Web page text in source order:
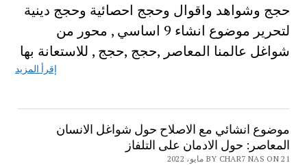
حجج وشواهد واقوال وحجج احصائية وحجج دينية
لتحرير موضوع انشاء 9 اساسي , محور من
شواغل عالمنا المعاصر ,حجج ,حجج , للاستعانة بها
إقرأ المزيد
موضوع انشائي مع الاصلاح حول شواغل الانسان
المعاصر: حول الادمان على التلفاز
BY CHAR7 NAS ON 21 مايو، 2022